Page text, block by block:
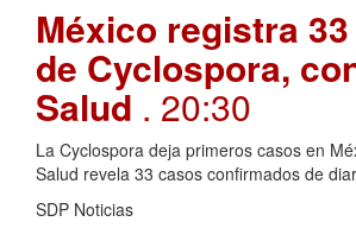
México registra
de Cyclospora,
Salud . 20:30
La Cyclospora deja primeros casos en
Salud revela 33 casos confirmados de
SDP Noticias